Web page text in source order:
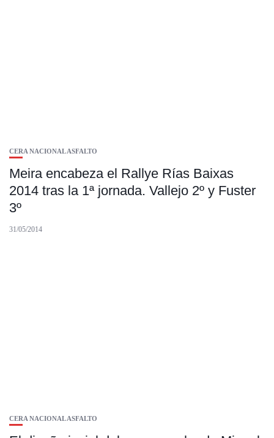
CERA NACIONAL ASFALTO
Meira encabeza el Rallye Rías Baixas
2014 tras la 1ª jornada. Vallejo 2º y Fuster
3º
31/05/2014
CERA NACIONAL ASFALTO